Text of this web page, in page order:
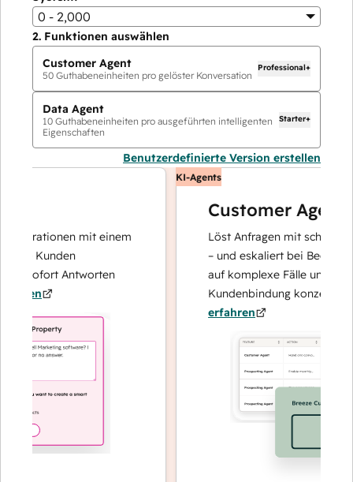
0 - 2,000
2. Funktionen auswählen
Customer Agent
50 Guthabeneinheiten pro gelöster Konversation
Professional+
Data Agent
10 Guthabeneinheiten pro ausgeführten intelligenten
Eigenschaften
Starter+
Benutzerdefinierte Version erstellen
mit einem
Kunden
sofort Antworten
KI-Agents
Customer Agent
Löst Anfragen mit schnellen,
– und eskaliert bei Bedarf,
auf komplexe Fälle und den
Kundenbindung konzentrieren
erfahren